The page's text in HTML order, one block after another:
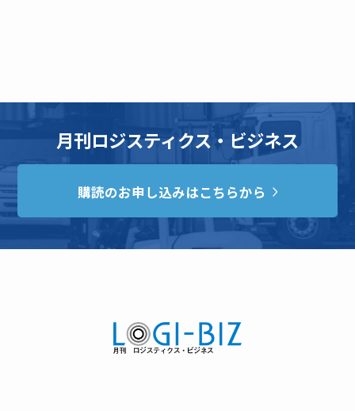
月刊ロジスティクス・ビジネス
購読のお申し込みはこちらから